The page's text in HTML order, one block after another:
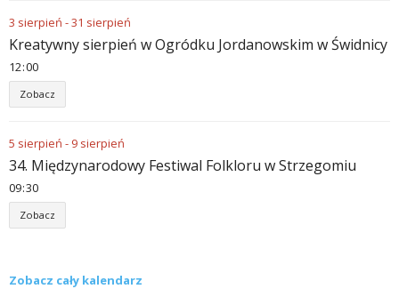
3 sierpień -31 sierpień
Kreatywny sierpień w Ogródku Jordanowskim w Świdnicy
12:00
Zobacz
5 sierpień - 9 sierpień
34. Międzynarodowy Festiwal Folkloru w Strzegomiu
09:30
Zobacz
Zobacz cały kalendarz